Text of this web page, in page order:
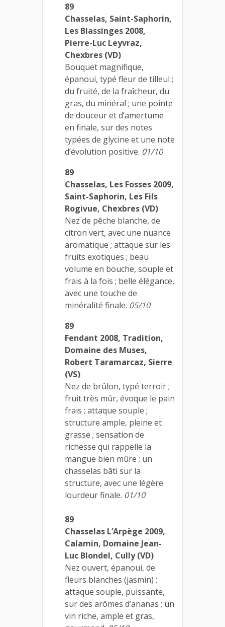
89
Chasselas, Saint-Saphorin,
Les Blassinges 2008,
Pierre-Luc Leyvraz,
Chexbres (VD)
Bouquet magnifique,
épanoui, typé fleur de tilleul ;
du fruité, de la fraîcheur, du
gras, du minéral ; une pointe
de douceur et d’amertume
en finale, sur des notes
typées de glycine et une note
d’évolution positive. 01/10
89
Chasselas, Les Fosses 2009,
Saint-Saphorin, Les Fils
Rogivue, Chexbres (VD)
Nez de pêche blanche, de
citron vert, avec une nuance
aromatique ; attaque sur les
fruits exotiques ; beau
volume en bouche, souple et
frais à la fois ; belle élégance,
avec une touche de
minéralité finale. 05/10
89
Fendant 2008, Tradition,
Domaine des Muses,
Robert Taramarcaz, Sierre
(VS)
Nez de brûlon, typé terroir ;
fruit très mûr, évoque le pain
frais ; attaque souple ;
structure ample, pleine et
grasse ; sensation de
richesse qui rappelle la
mangue bien mûre ; un
chasselas bâti sur la
structure, avec une légère
lourdeur finale. 01/10
89
Chasselas L’Arpège 2009,
Calamin, Domaine Jean-
Luc Blondel, Cully (VD)
Nez ouvert, épanoui, de
fleurs blanches (jasmin) ;
attaque souple, puissante,
sur des arômes d’ananas ; un
vin riche, ample et gras,